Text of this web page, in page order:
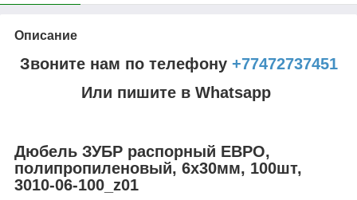
Описание
Звоните нам по телефону +77472737451
Или пишите в Whatsapp
Дюбель ЗУБР распорный ЕВРО,
полипропиленовый, 6х30мм, 100шт,
3010-06-100_z01